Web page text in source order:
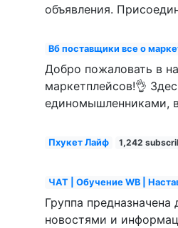
объявления.
Вб поставщики все о
Добро пожаловать в
маркетплейсов!👌
единомышленниками,
Пхукет Лайф 1,242
ЧАТ | Обучение WB |
Группа
новостями и